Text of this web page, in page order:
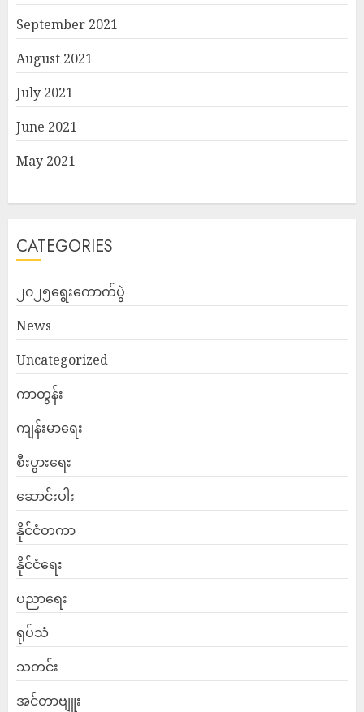
September 2021
August 2021
July 2021
June 2021
May 2021
CATEGORIES
၂၀၂၅ရွေးကောက်ပွဲ
News
Uncategorized
ကာတွန်း
ကျန်းမာရေး
စီးပွားရေး
ဆောင်းပါး
နိုင်ငံတကာ
နိုင်ငံရေး
ပညာရေး
ရုပ်သံ
သတင်း
အင်တာဗျူး